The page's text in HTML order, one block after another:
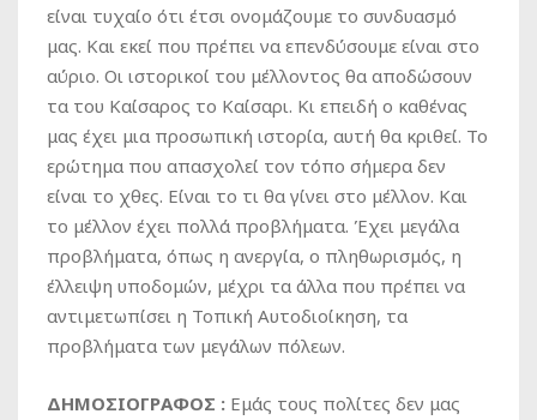
είναι τυχαίο ότι έτσι ονομάζουμε το συνδυασμό
μας. Και εκεί που πρέπει να επενδύσουμε είναι στο
αύριο. Οι ιστορικοί του μέλλοντος θα αποδώσουν
τα του Καίσαρος το Καίσαρι. Κι επειδή ο καθένας
μας έχει μια προσωπική ιστορία, αυτή θα κριθεί. Το
ερώτημα που απασχολεί τον τόπο σήμερα δεν
είναι το χθες. Είναι το τι θα γίνει στο μέλλον. Και
το μέλλον έχει πολλά προβλήματα. Έχει μεγάλα
προβλήματα, όπως η ανεργία, ο πληθωρισμός, η
έλλειψη υποδομών, μέχρι τα άλλα που πρέπει να
αντιμετωπίσει η Τοπική Αυτοδιοίκηση, τα
προβλήματα των μεγάλων πόλεων.
ΔΗΜΟΣΙΟΓΡΑΦΟΣ : Εμάς τους πολίτες δεν μας